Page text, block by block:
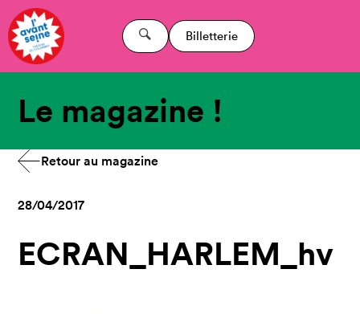
Billetterie
Le magazine !
Retour au magazine
28/04/2017
ECRAN_HARLEM_hv